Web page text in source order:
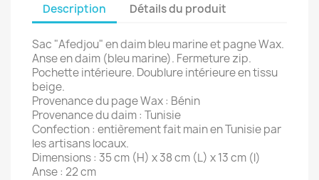
Description Détails du produit
Sac "Afedjou" en daim bleu marine et pagne Wax.
Anse en daim (bleu marine). Fermeture zip.
Pochette intérieure. Doublure intérieure en tissu
beige.
Provenance du page Wax : Bénin
Provenance du daim : Tunisie
Confection : entièrement fait main en Tunisie par
les artisans locaux.
Dimensions : 35 cm (H) x 38 cm (L) x 13 cm (l)
Anse : 22 cm